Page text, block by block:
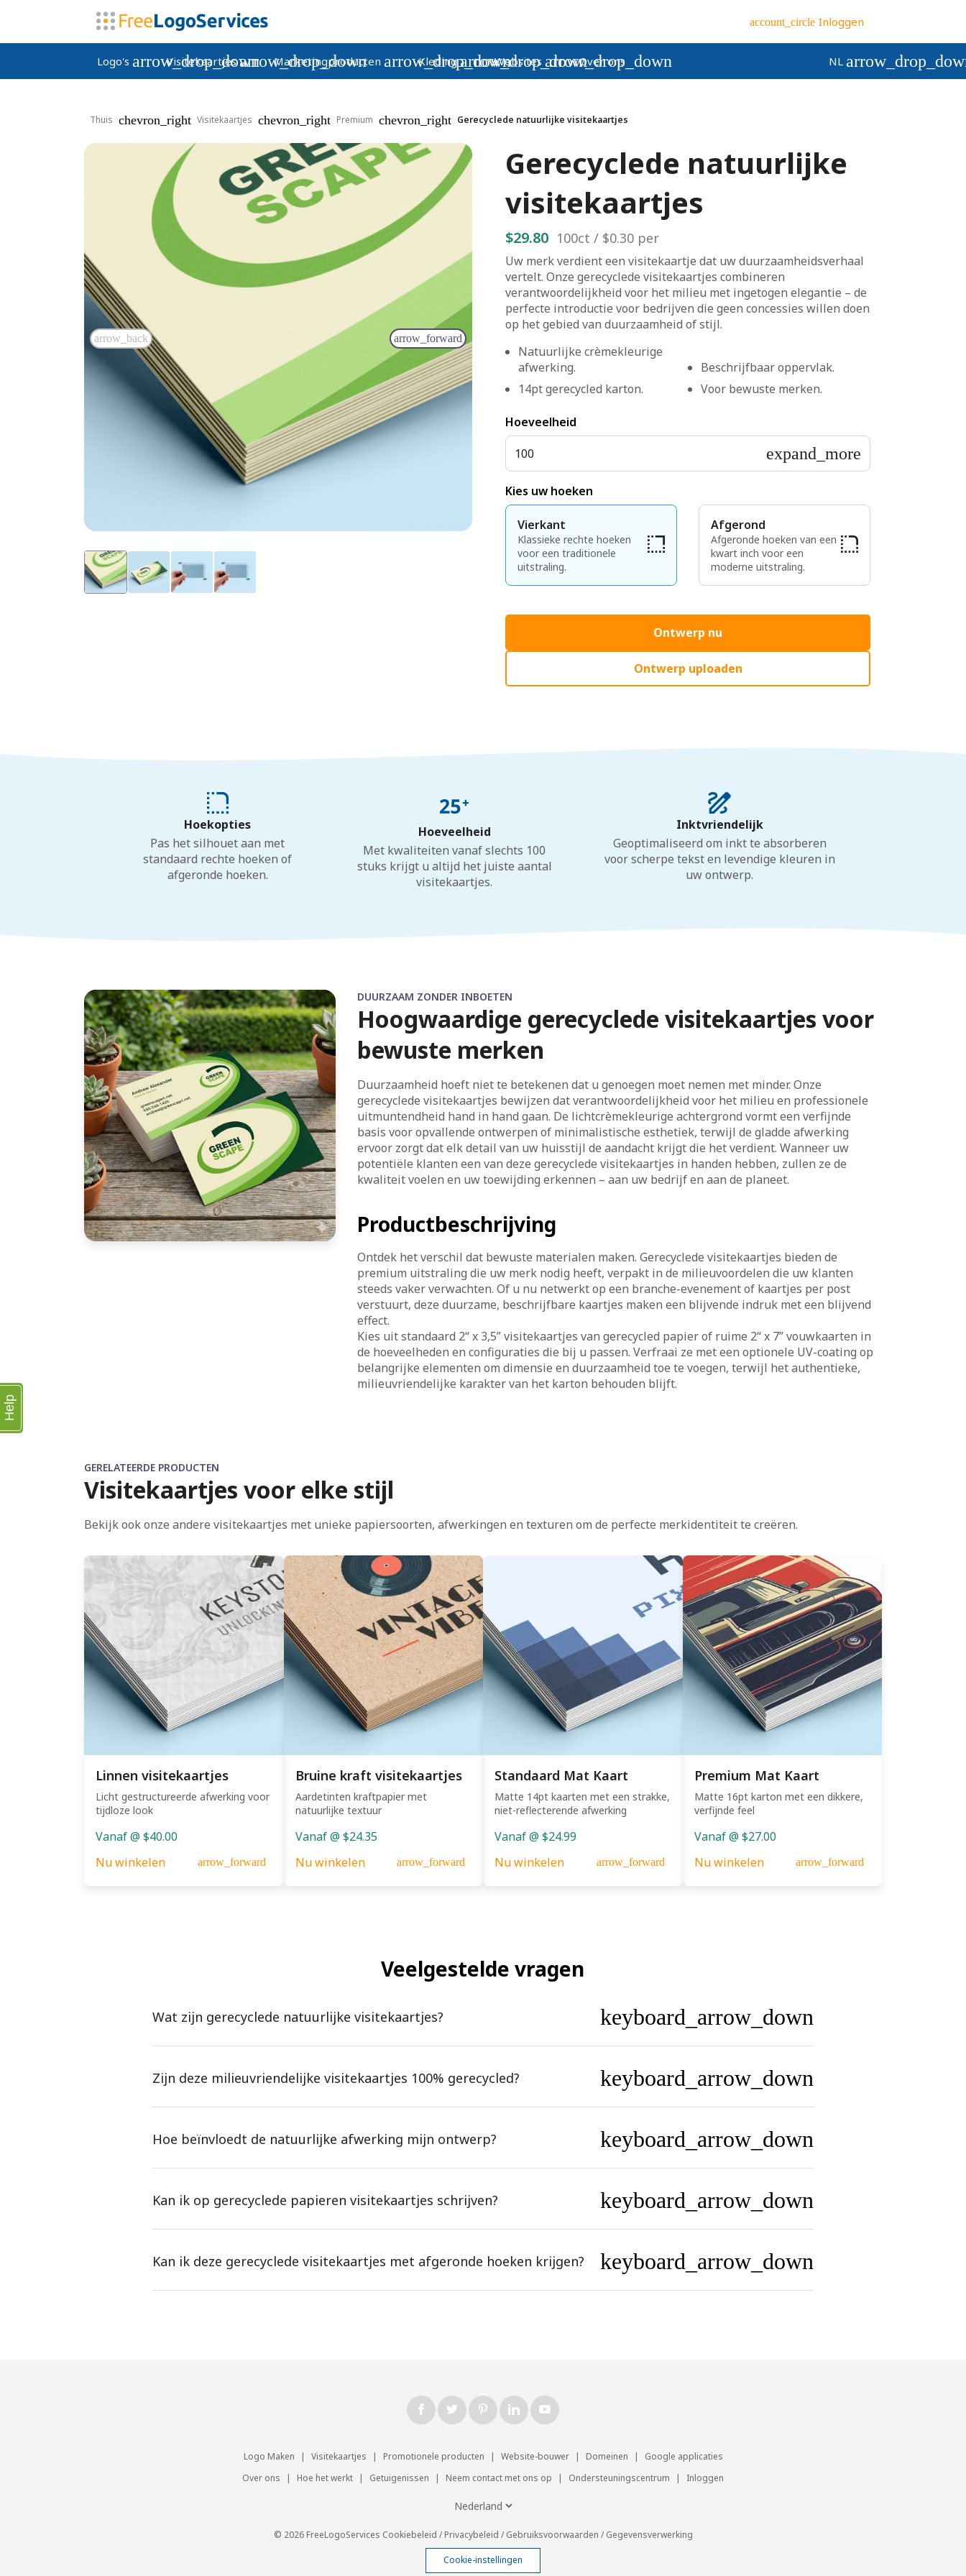
account_circle Inloggen
Logo's arrow_drop_down
Visitekaartjes arrow_drop_down
Marketingproducten arrow_drop_down
Kleding arrow_drop_down
Websites arrow_drop_down
Over ons NL
Thuis chevron_right Visitekaartjes chevron_right Premium chevron_right Gerecyclede natuurlijke visitekaartjes
arrow_back arrow_forward
Gerecyclede natuurlijke
visitekaartjes
$29.80 100ct / $0.30 per
Uw merk verdient een visitekaartje dat uw duurzaamheidsverhaal
vertelt. Onze gerecyclede visitekaartjes combineren
verantwoordelijkheid voor het milieu met ingetogen elegantie – de
perfecte introductie voor bedrijven die geen concessies willen doen
op het gebied van duurzaamheid of stijl.
Natuurlijke crèmekleurige
afwerking.
14pt gerecycled karton.
Beschrijfbaar oppervlak.
Voor bewuste merken.
Hoeveelheid
100
expand_more
Kies uw hoeken
Vierkant
Klassieke rechte hoeken
voor een traditionele
uitstraling.
Afgerond
Afgeronde hoeken van een
kwart inch voor een
moderne uitstraling.
Ontwerp nu
Ontwerp uploaden
Hoekopties
Pas het silhouet aan met
standaard rechte hoeken of
afgeronde hoeken.
Hoeveelheid
Met kwaliteiten vanaf slechts 100
stuks krijgt u altijd het juiste aantal
visitekaartjes.
Inktvriendelijk
Geoptimaliseerd om inkt te absorberen
voor scherpe tekst en levendige kleuren in
uw ontwerp.
DUURZAAM ZONDER INBOETEN
Hoogwaardige gerecyclede visitekaartjes voor
bewuste merken
Duurzaamheid hoeft niet te betekenen dat u genoegen moet nemen met minder. Onze
gerecyclede visitekaartjes bewijzen dat verantwoordelijkheid voor het milieu en professionele
uitmuntendheid hand in hand gaan. De lichtcrèmekleurige achtergrond vormt een verfijnde
basis voor opvallende ontwerpen of minimalistische esthetiek, terwijl de gladde afwerking
ervoor zorgt dat elk detail van uw huisstijl de aandacht krijgt die het verdient. Wanneer uw
potentiële klanten een van deze gerecyclede visitekaartjes in handen hebben, zullen ze de
kwaliteit voelen en uw toewijding erkennen – aan uw bedrijf en aan de planeet.
Productbeschrijving
Ontdek het verschil dat bewuste materialen maken. Gerecyclede visitekaartjes bieden de
premium uitstraling die uw merk nodig heeft, verpakt in de milieuvoordelen die uw klanten
steeds vaker verwachten. Of u nu netwerkt op een branche-evenement of kaartjes per post
verstuurt, deze duurzame, beschrijfbare kaartjes maken een blijvende indruk met een blijvend
effect.
Kies uit standaard 2“ x 3,5” visitekaartjes van gerecycled papier of ruime 2“ x 7” vouwkaarten in
de hoeveelheden en configuraties die bij u passen. Verfraai ze met een optionele UV-coating op
belangrijke elementen om dimensie en duurzaamheid toe te voegen, terwijl het authentieke,
milieuvriendelijke karakter van het karton behouden blijft.
GERELATEERDE PRODUCTEN
Visitekaartjes voor elke stijl
Bekijk ook onze andere visitekaartjes met unieke papiersoorten, afwerkingen en texturen om de perfecte merkidentiteit te creëren.
Linnen visitekaartjes
Licht gestructureerde afwerking voor
tijdloze look
Vanaf @ $40.00
Nu winkelen
arrow_forward
Bruine kraft visitekaartjes
Aardetinten kraftpapier met
natuurlijke textuur
Vanaf @ $24.35
Nu winkelen
arrow_forward
Standaard Mat Kaart
Matte 14pt kaarten met een strakke,
niet-reflecterende afwerking
Vanaf @ $24.99
Nu winkelen
arrow_forward
Premium Mat Kaart
Matte 16pt karton met een dikkere,
verfijnde feel
Vanaf @ $27.00
Nu winkelen
arrow_forward
Veelgestelde vragen
Wat zijn gerecyclede natuurlijke visitekaartjes? keyboard_arrow_down
Zijn deze milieuvriendelijke visitekaartjes 100% gerecycled? keyboard_arrow_down
Hoe beïnvloedt de natuurlijke afwerking mijn ontwerp? keyboard_arrow_down
Kan ik op gerecyclede papieren visitekaartjes schrijven? keyboard_arrow_down
Kan ik deze gerecyclede visitekaartjes met afgeronde hoeken krijgen? keyboard_arrow_down
Logo Maken | Visitekaartjes | Promotionele producten | Website-bouwer | Domeinen |
Google applicaties
Over ons
| Hoe het werkt | Getuigenissen | Neem contact met ons op | Ondersteuningscentrum | Inloggen
© 2026 FreeLogoServices Cookiebeleid /Privacybeleid /Gebruiksvoorwaarden /Gegevensverwerking
Cookie-instellingen
Help